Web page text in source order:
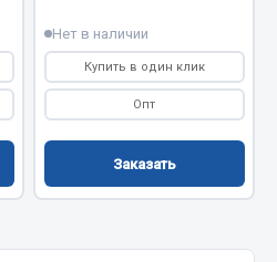
ещё
Нет в наличии
Купить в один клик
Опт
Заказать